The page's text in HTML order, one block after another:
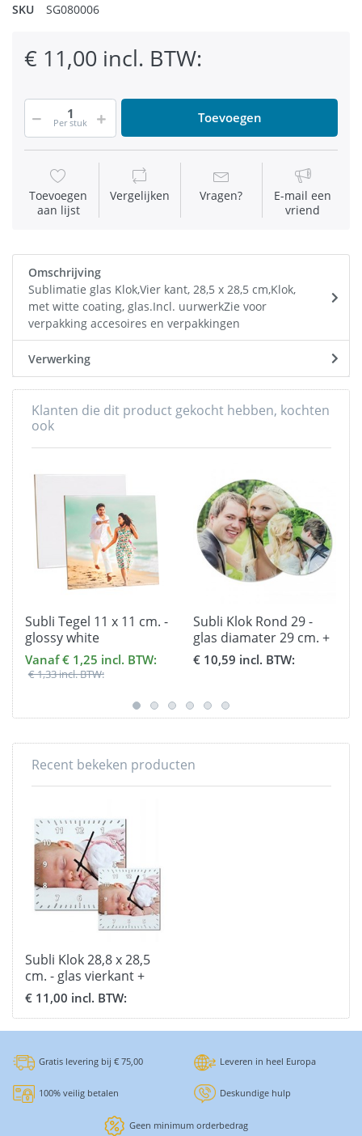
SKU
SG080006
€ 11,00 incl. BTW:
Per stuk Toevoegen
Toevoegen
aan lijst
Vergelijken Vragen?
E-mail een
vriend
Omschrijving
Sublimatie glas Klok,Vier kant, 28,5 x 28,5 cm,Klok,
met witte coating, glas.Incl. uurwerkZie voor
verpakking accesoires en verpakkingen
Verwerking
Klanten die dit product gekocht hebben, kochten
ook
Subli Tegel 11 x 11 cm. -
glossy white
Vanaf € 1,25 incl. BTW:
€ 1,33 incl. BTW:
Subli Klok Rond 29 -
glas diamater 29 cm. +
uurwerk
€ 10,59 incl. BTW:
Recent bekeken producten
Subli Klok 28,8 x 28,5
cm. - glas vierkant +
uurwerk
€ 11,00 incl. BTW:
Gratis levering bij € 75,00 Leveren in heel Europa
100% veilig betalen Deskundige hulp
Geen minimum orderbedrag